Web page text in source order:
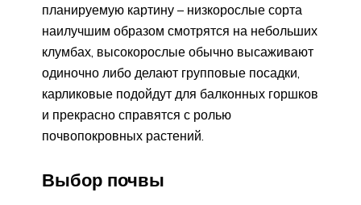
планируемую картину – низкорослые сорта
наилучшим образом смотрятся на небольших
клумбах, высокорослые обычно высаживают
одиночно либо делают групповые посадки,
карликовые подойдут для балконных горшков
и прекрасно справятся с ролью
почвопокровных растений.
Выбор почвы